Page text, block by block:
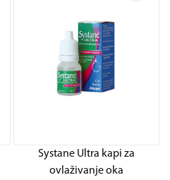
Systane Ultra kapi za
ovlaživanje oka